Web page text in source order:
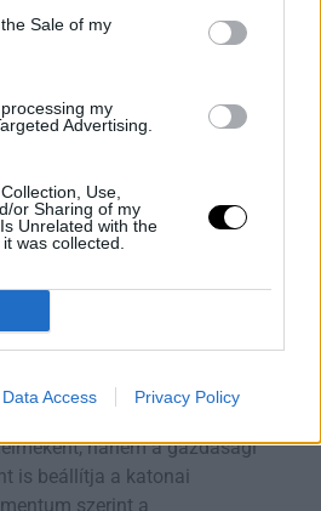
Sale of my
my
Advertising.
Use,
or Sharing of my
Unrelated with the
was collected.
Data Access Privacy Policy
6, 2026
A Felvirágzás Új
hanem a gazdasági
is beállítja a katonai
szerint a